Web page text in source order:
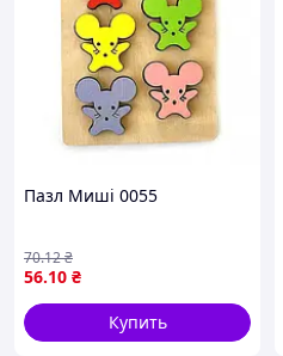
Пазл Миші 0055
56.10 ₴
70.12₴
Купить